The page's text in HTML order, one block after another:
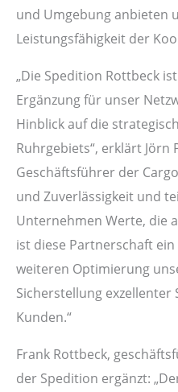
und Umgebung anbieten
Leistungsfähigkeit der
„Die Spedition Rottbeck
Ergänzung für unser
Hinblick auf die
Ruhrgebiets“, erklärt Jörn
Geschäftsführer der
und Zuverlässigkeit und
Unternehmen Werte, die
ist diese Partnerschaft
weiteren Optimierung
Sicherstellung exzellenter
Kunden.“
Frank Rottbeck,
der Spedition ergänzt: